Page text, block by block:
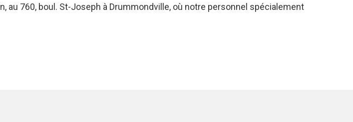
au 760, boul. St-Joseph à Drummondville, où notre personnel spécialement